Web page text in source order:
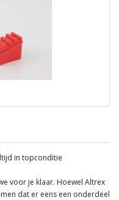
in topconditie
voor je klaar. Hoewel Altrex
dat er eens een onderdeel